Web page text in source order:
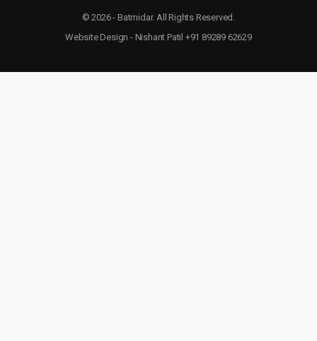
© 2026 - Batmidar. All Rights Reserved.
Website Design - Nishant Patil +91 89289 62629